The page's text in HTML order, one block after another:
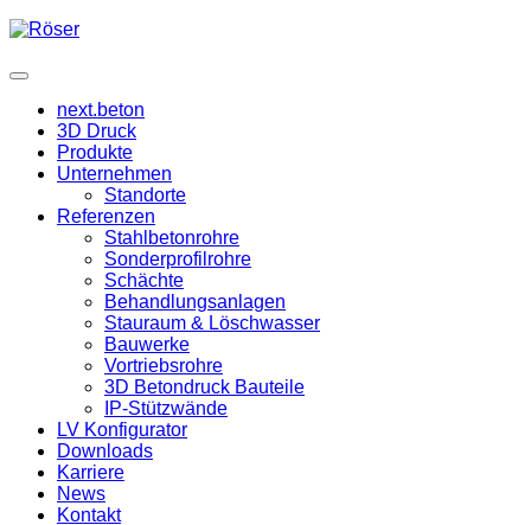
next.beton
3D Druck
Produkte
Unternehmen
Standorte
Referenzen
Stahlbetonrohre
Sonderprofilrohre
Schächte
Behandlungsanlagen
Stauraum & Löschwasser
Bauwerke
Vortriebsrohre
3D Betondruck Bauteile
IP-Stützwände
LV Konfigurator
Downloads
Karriere
News
Kontakt